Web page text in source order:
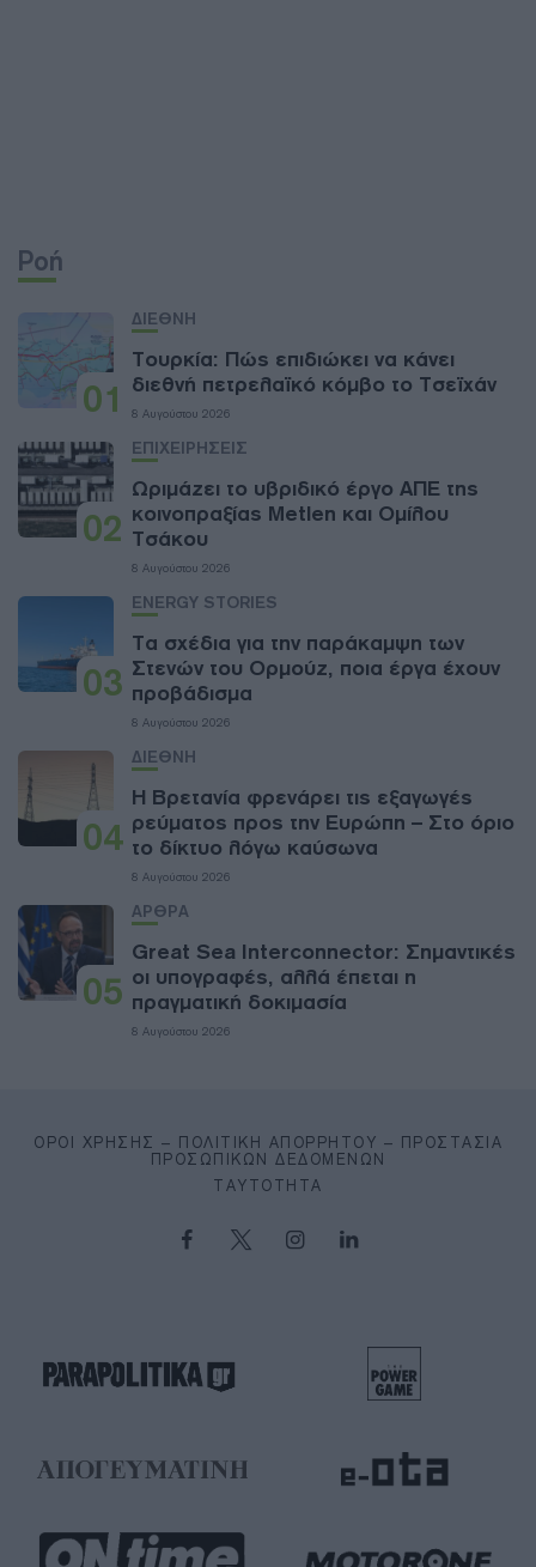
Ροή
01
ΔΙΕΘΝΗ
Τουρκία: Πώς επιδιώκει να κάνει
διεθνή πετρελαϊκό κόμβο το Τσεϊχάν
8 Αυγούστου 2026
02
ΕΠΙΧΕΙΡΗΣΕΙΣ
Ωριμάζει το υβριδικό έργο ΑΠΕ της
κοινοπραξίας Metlen και Ομίλου
Τσάκου
8 Αυγούστου 2026
03
ENERGY STORIES
Τα σχέδια για την παράκαμψη των
Στενών του Ορμούζ, ποια έργα έχουν
προβάδισμα
8 Αυγούστου 2026
04
ΔΙΕΘΝΗ
Η Βρετανία φρενάρει τις εξαγωγές
ρεύματος προς την Ευρώπη – Στο όριο
το δίκτυο λόγω καύσωνα
8 Αυγούστου 2026
05
ΑΡΘΡΑ
Great Sea Interconnector: Σημαντικές
οι υπογραφές, αλλά έπεται η
πραγματική δοκιμασία
8 Αυγούστου 2026
ΌΡΟΙ ΧΡΉΣΗΣ – ΠΟΛΙΤΙΚΉ ΑΠΟΡΡΉΤΟΥ – ΠΡΟΣΤΑΣΊΑ
ΠΡΟΣΩΠΙΚΏΝ ΔΕΔΟΜΈΝΩΝ
ΤΑΥΤΌΤΗΤΑ